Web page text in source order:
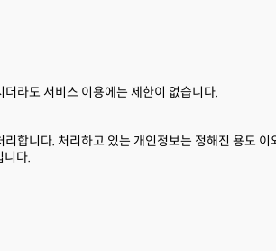
라도 서비스 이용에는 제한이 없습니다.
합니다. 처리하고 있는 개인정보는 정해진 용도
니다.